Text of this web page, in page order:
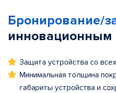
Бронирование/
инновационным
Защита устройства со
Минимальная толщина
габариты устройства и